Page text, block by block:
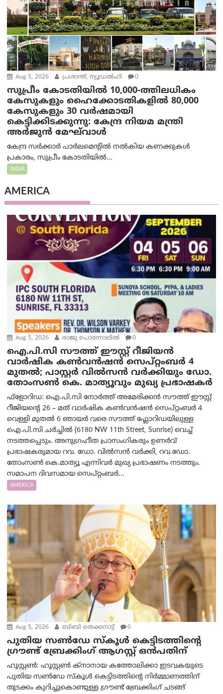
Aug 5, 2026 പ്രശാന്ത്, ന്യൂഡല്‍ഹി 0
സുപ്രീം കോടതിയിൽ 10,000-ത്തിലധികം
കേസുകളും ഹൈക്കോടതികളിൽ 80,000
കേസുകളും 30 വർഷമായി
കെട്ടിക്കിടക്കുന്നു: കേന്ദ്ര നിയമ മന്ത്രി
അര്‍ജുന്‍ മേഘ്‌വാള്‍
കേന്ദ്ര സർക്കാർ പാർലമെന്റിൽ നൽകിയ കണക്കുകൾ
പ്രകാരം, സുപ്രീം കോടതിയിൽ...
INDIA
AMERICA
Aug 5, 2026 രാജു പൊന്നോലിൽ 0
ഐ.പി.സി സൗത്ത് ഈസ്റ്റ് റീജിയൻ
വാർഷിക കൺവൻഷൻ സെപ്റ്റംബർ 4
മുതൽ; പാസ്റ്റർ വിൽസൻ വർക്കിയും ഡോ.
തോംസൺ കെ. മാത്യൂവും മുഖ്യ പ്രഭാഷകർ
ഫ്ളോറിഡ: ഐ.പി.സി നോർത്ത് അമേരിക്കൻ സൗത്ത് ഈസ്റ്റ്
റീജിയന്റെ 26 – മത് വാർഷിക കൺവൻഷൻ സെപ്റ്റംബർ 4
വെള്ളി മുതൽ 6 ഞായർ വരെ സൗത്ത് ഫ്ലോറിഡയിലുള്ള
ഐ.പി.സി ചർച്ചിൽ (6180 NW 11th Street, Sunrise) വെച്ച്
നടത്തപ്പെടും. അനുഗ്രഹീത പ്രാസംഗികരും ഉണർവ്
പ്രഭാഷകരുമായ റവ. ഡോ. വിൽസൻ വർക്കി, റവ.ഡോ.
തോംസൺ കെ.മാത്യൂ എന്നിവർ മുഖ്യ പ്രഭാഷണം നടത്തും.
സമാപന ദിവസമായ സെപ്റ്റംബർ...
AMERICA
Aug 5, 2026 ബിബി തെക്കനാട്ട് 0
പുതിയ സൺഡേ സ്കൂൾ കെട്ടിടത്തിന്റെ
ഗ്രൗണ്ട് ബ്രേക്കിംഗ് ആഗസ്റ്റ് ഒൻപതിന്
ഹൂസ്റ്റൺ: ഹൂസ്റ്റൺ ക്നാനായ കത്തോലിക്കാ ഇടവകയുടെ
പുതിയ സൺഡേ സ്കൂൾ കെട്ടിടത്തിന്റെ നിർമ്മാണത്തിന്
തുടക്കം കുറിച്ചുകൊണ്ടുള്ള ഗ്രൗണ്ട് ബ്രേക്കിംഗ് ചടങ്ങ്